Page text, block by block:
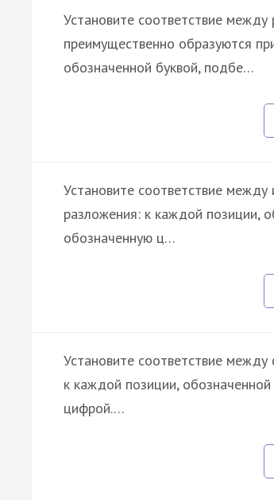
Установите соответствие
преимущественно образуются
обозначенной буквой, подбе…
Установите соответствие
разложения: к каждой позиции,
обозначенную ц…
Установите соответствие
к каждой позиции,
цифрой.…